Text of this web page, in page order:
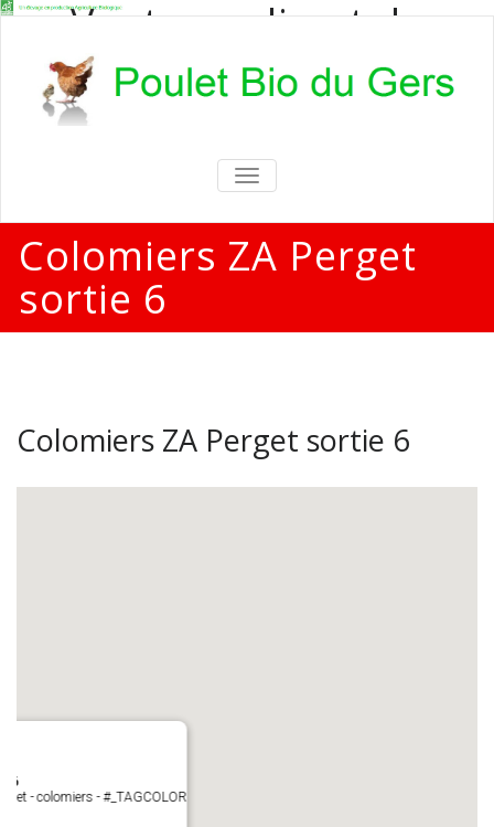
Vente en direct de
poulets bio
Vente en direct de poulets bio aux
particuliers et professionnels
TOGGLE
NAVIGATION
Colomiers ZA Perget
sortie 6
Colomiers ZA Perget sortie 6
- colomiers - #_TAGCOLOR